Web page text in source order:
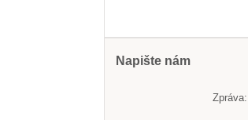
Napište nám
Zpráva: